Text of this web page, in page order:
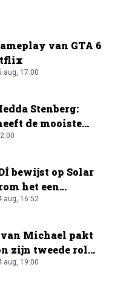
van GTA 6
aug, 17:00
Stenberg:
de mooiste
Europa"
bewijst op Solar
het een
is
aug, 16:52
van Michael pakt
zijn tweede rol
aug, 19:00